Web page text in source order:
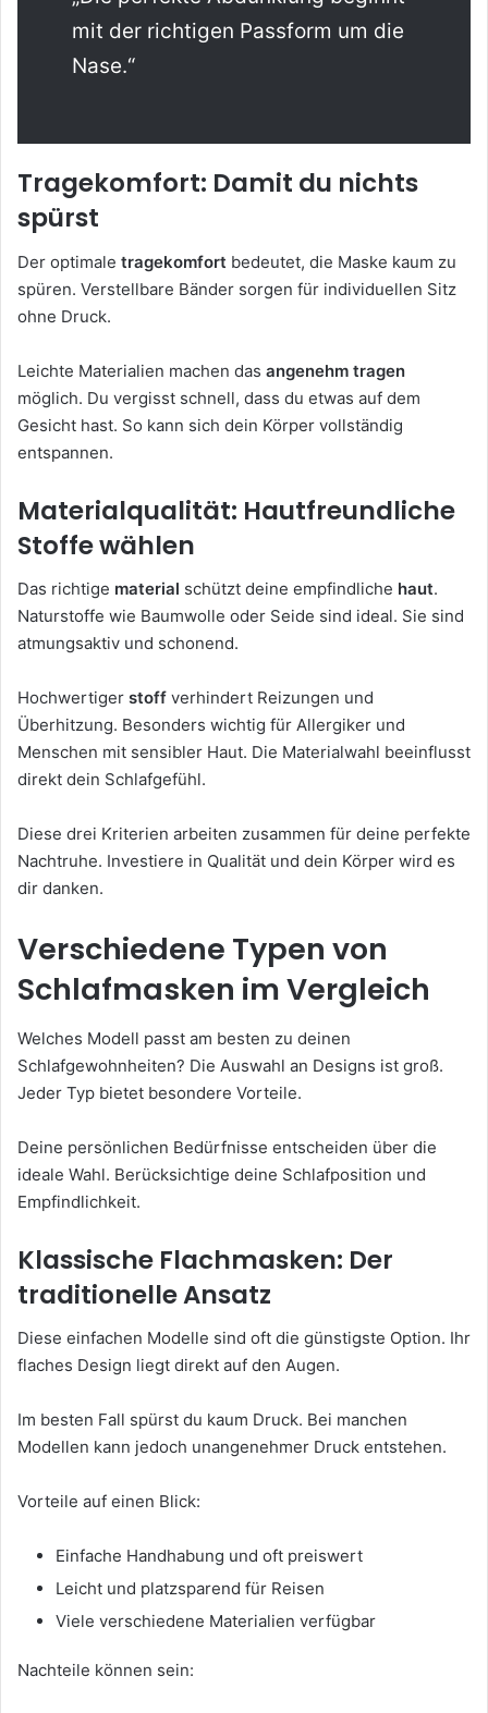
mit der richtigen Passform um die
Nase.“
Tragekomfort: Damit du nichts
spürst
Der optimale tragekomfort bedeutet, die Maske kaum zu
spüren. Verstellbare Bänder sorgen für individuellen Sitz
ohne Druck.
Leichte Materialien machen das angenehm tragen
möglich. Du vergisst schnell, dass du etwas auf dem
Gesicht hast. So kann sich dein Körper vollständig
entspannen.
Materialqualität: Hautfreundliche
Stoffe wählen
Das richtige material schützt deine empfindliche haut.
Naturstoffe wie Baumwolle oder Seide sind ideal. Sie sind
atmungsaktiv und schonend.
Hochwertiger stoff verhindert Reizungen und
Überhitzung. Besonders wichtig für Allergiker und
Menschen mit sensibler Haut. Die Materialwahl beeinflusst
direkt dein Schlafgefühl.
Diese drei Kriterien arbeiten zusammen für deine perfekte
Nachtruhe. Investiere in Qualität und dein Körper wird es
dir danken.
Verschiedene Typen von
Schlafmasken im Vergleich
Welches Modell passt am besten zu deinen
Schlafgewohnheiten? Die Auswahl an Designs ist groß.
Jeder Typ bietet besondere Vorteile.
Deine persönlichen Bedürfnisse entscheiden über die
ideale Wahl. Berücksichtige deine Schlafposition und
Empfindlichkeit.
Klassische Flachmasken: Der
traditionelle Ansatz
Diese einfachen Modelle sind oft die günstigste Option. Ihr
flaches Design liegt direkt auf den Augen.
Im besten Fall spürst du kaum Druck. Bei manchen
Modellen kann jedoch unangenehmer Druck entstehen.
Vorteile auf einen Blick:
Einfache Handhabung und oft preiswert
Leicht und platzsparend für Reisen
Viele verschiedene Materialien verfügbar
Nachteile können sein: